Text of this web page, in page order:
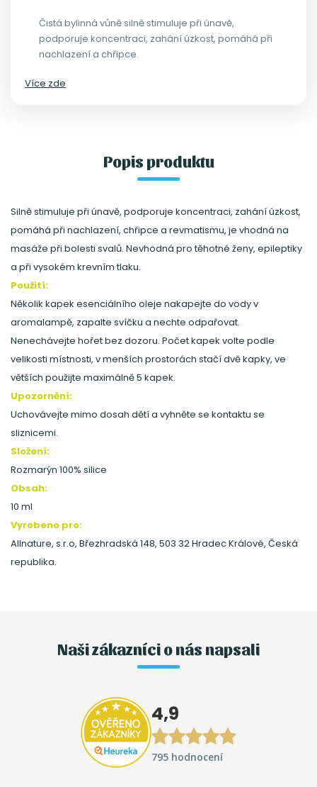
Čistá bylinná vůně silně stimuluje při únavě,
podporuje koncentraci, zahání úzkost, pomáhá při
nachlazení a chřipce.
Více zde
Popis produktu
Silně stimuluje při únavě, podporuje koncentraci, zahání úzkost,
pomáhá při nachlazení, chřipce a revmatismu, je vhodná na
masáže při bolesti svalů. Nevhodná pro těhotné ženy, epileptiky
a při vysokém krevním tlaku.
Použití:
Několik kapek esenciálního oleje nakapejte do vody v
aromalampě, zapalte svíčku a nechte odpařovat.
Nenechávejte hořet bez dozoru. Počet kapek volte podle
velikosti místnosti, v menších prostorách stačí dvě kapky, ve
větších použijte maximálně 5 kapek.
Upozornění:
Uchovávejte mimo dosah dětí a vyhněte se kontaktu se
sliznicemi.
Složení:
Rozmarýn 100% silice
Obsah:
10 ml
Vyrobeno pro:
Allnature, s.r.o, Březhradská 148, 503 32 Hradec Králové, Česká
republika.
Naši zákazníci o nás napsali
4,9
795 hodnocení